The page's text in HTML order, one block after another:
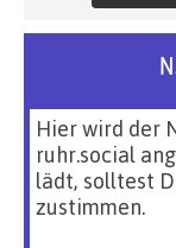
Hier wird der
ruhr.social
lädt, solltest
zustimmen.